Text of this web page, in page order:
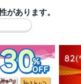
があります。